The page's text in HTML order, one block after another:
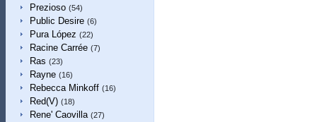
Prezioso (54)
Public Desire (6)
Pura López (22)
Racine Carrée (7)
Ras (23)
Rayne (16)
Rebecca Minkoff (16)
Red(V) (18)
Rene' Caovilla (27)